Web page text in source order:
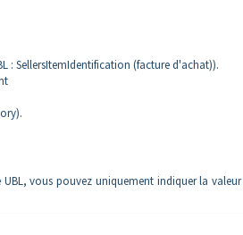
: SellersItemIdentification (facture d'achat)).
vous pouvez uniquement indiquer la